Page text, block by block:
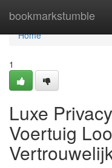
bookmarkstumble
Home
Home
1
Luxe
Voertuig